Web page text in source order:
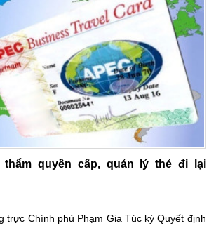
quyền cấp, quản lý thẻ đi lại
trực Chính phủ Phạm Gia Túc ký Quyết định